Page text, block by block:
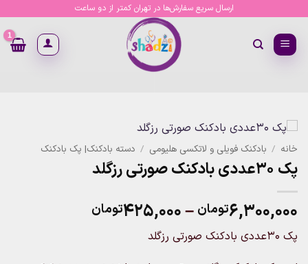
content
ارسال سریع سفارش‌ها در تهران کمتر از دو ساعت
خانه / بادکنک فویلی و لاتکسی هلیومی / دسته بادکنک| پک بادکنک
پک 30عددی بادکنک صورتی رزگلد
۶,۳۰۰,۰۰۰تومان –۴۲۵,۰۰۰تومان
پک 30عددی بادکنک صورتی رزگلد